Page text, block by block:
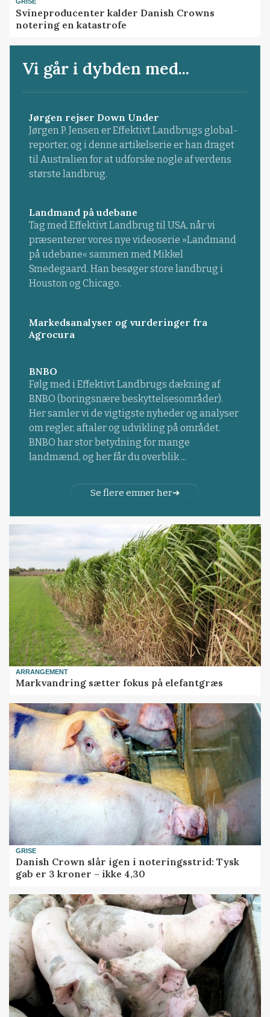
Svineproducenter kalder Danish Crowns
notering en katastrofe
Vi går i dybden med...
Jørgen rejser Down Under
Jørgen P. Jensen er Effektivt Landbrugs global-
reporter, og i denne artikelserie er han draget
til Australien for at udforske nogle af verdens
største landbrug.
Landmand på udebane
Tag med Effektivt Landbrug til USA, når vi
præsenterer vores nye videoserie »Landmand
på udebane« sammen med Mikkel
Smedegaard. Han besøger store landbrug i
Houston og Chicago.
Markedsanalyser og vurderinger fra
Agrocura
BNBO
Følg med i Effektivt Landbrugs dækning af
BNBO (boringsnære beskyttelsesområder).
Her samler vi de vigtigste nyheder og analyser
om regler, aftaler og udvikling på området.
BNBO har stor betydning for mange
landmænd, og her får du overblik ...
Se flere emner her
ARRANGEMENT
Markvandring sætter fokus på elefantgræs
GRISE
Danish Crown slår igen i noteringsstrid: Tysk
gab er 3 kroner – ikke 4,30